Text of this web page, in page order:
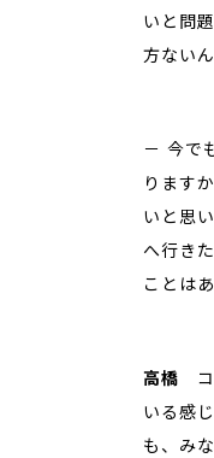
いと問
方ない
－ 今で
ります
いと思
へ行き
ことは
高橋 コ
いる感
も、み